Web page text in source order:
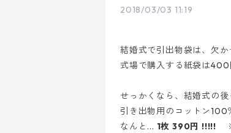
2018/03/03 11:19
結婚式で引出物袋は、欠か
式場で購入する紙袋は
せっかくなら、結婚式の
引き出物用のコットン100
なんと... 1枚 390円 !!!!!